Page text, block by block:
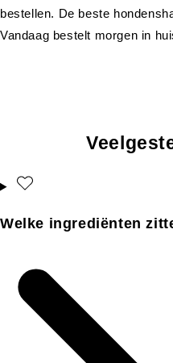
Welke ingrediënten